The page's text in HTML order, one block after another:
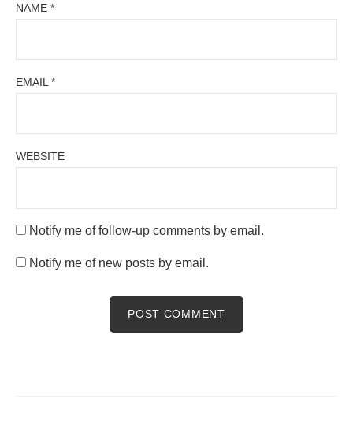
NAME *
EMAIL *
WEBSITE
Notify me of follow-up comments by email.
Notify me of new posts by email.